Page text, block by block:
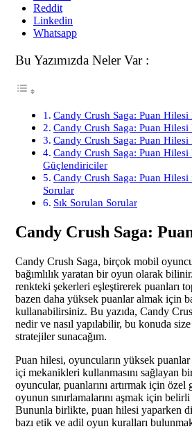
Reddit
Linkedin
Whatsapp
Bu Yazımızda Neler Var :
Candy Crush Saga: Puan Hilesi
Candy Crush Saga: Puan
Candy Crush Saga: Puan
Candy Crush Saga: Puan
Güçlendiriciler
Candy Crush Saga: Puan
Sorular
Sık Sorulan Sorular
Candy Crush Saga:
Candy Crush Saga, birçok mobil
bağımlılık yaratan bir oyun olarak
renkteki şekerleri eşleştirerek puanları
bazen daha yüksek puanlar almak için
kullanabilirsiniz. Bu yazıda, Candy
nedir ve nasıl yapılabilir, bu konuda
stratejiler sunacağım.
Puan hilesi, oyuncuların yüksek
içi mekanikleri kullanmasını sağlayan
oyuncular, puanlarını artırmak için
oyunun sınırlamalarını aşmak için
Bununla birlikte, puan hilesi yaparken
bazı etik ve adil oyun kuralları